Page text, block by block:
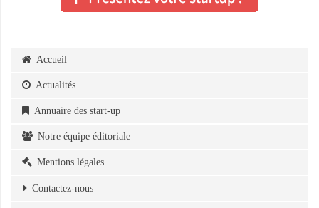
Accueil
Actualités
Annuaire des start-up
Notre équipe éditoriale
Mentions légales
Contactez-nous